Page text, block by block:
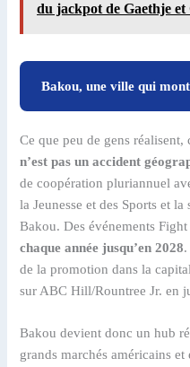
du jackpot de Gaethje et
Bakou, une ville qui
Ce que peu de gens réalisent,
n’est pas un accident
de coopération pluriannuel
la Jeunesse et des Sports et
Bakou. Des événements
chaque année jusqu’en 2028
de la promotion dans la
sur ABC Hill/Rountree Jr. en
Bakou devient donc un hub
grands marchés américains